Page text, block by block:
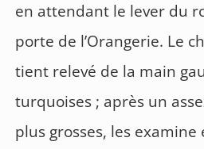
en attendant le lever du
porte de l’Orangerie. Le
tient relevé de la main
turquoises ; après un
plus grosses, les